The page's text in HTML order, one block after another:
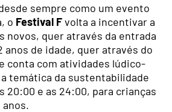
sempre como um evento
o Festival Fvolta a incentivar a
novos, quer através da entrada
anos de idade, quer através do
conta com atividades lúdico-
temática da sustentabilidade
20:00 e as 24:00, para crianças
anos.